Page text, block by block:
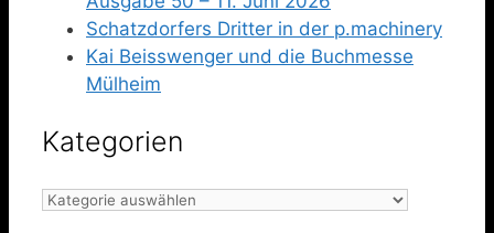
Schatzdorfers Dritter in der p.machinery
Kai Beisswenger und die Buchmesse
Mülheim
Kategorien
Kategorien